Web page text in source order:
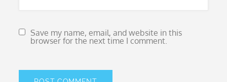
Save my name, email, and website in this
browser for the next time I comment.